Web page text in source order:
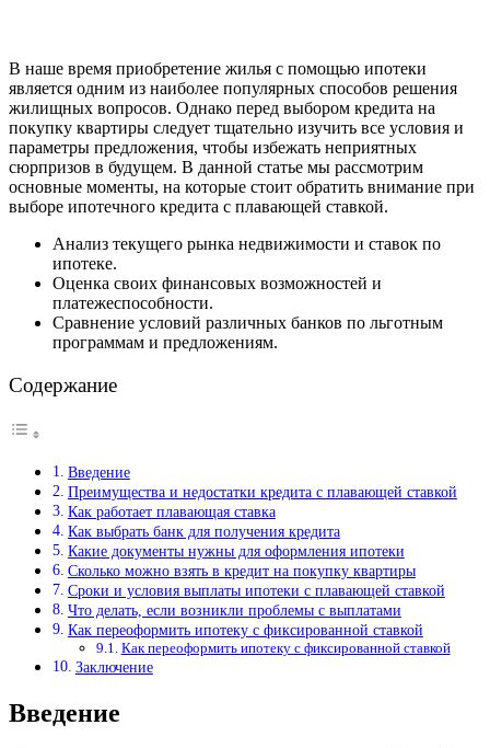
В наше время приобретение жилья с помощью ипотеки
является одним из наиболее популярных способов решения
жилищных вопросов. Однако перед выбором кредита на
покупку квартиры следует тщательно изучить все условия и
параметры предложения, чтобы избежать неприятных
сюрпризов в будущем. В данной статье мы рассмотрим
основные моменты, на которые стоит обратить внимание при
выборе ипотечного кредита с плавающей ставкой.
Анализ текущего рынка недвижимости и ставок по
ипотеке.
Оценка своих финансовых возможностей и
платежеспособности.
Сравнение условий различных банков по льготным
программам и предложениям.
Содержание
Введение
Преимущества и недостатки кредита с плавающей ставкой
Как работает плавающая ставка
Как выбрать банк для получения кредита
Какие документы нужны для оформления ипотеки
Сколько можно взять в кредит на покупку квартиры
Сроки и условия выплаты ипотеки с плавающей ставкой
Что делать, если возникли проблемы с выплатами
Как переоформить ипотеку с фиксированной ставкой
Как переоформить ипотеку с фиксированной ставкой
Заключение
Введение